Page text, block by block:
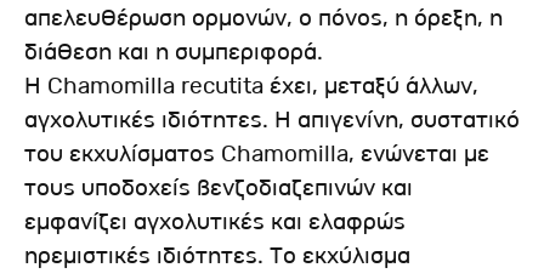
απελευθέρωση ορμονών, ο πόνος, η όρεξη, η
διάθεση και η συμπεριφορά.
Η Chamomilla recutita έχει, μεταξύ άλλων,
αγχολυτικές ιδιότητες. Η απιγενίνη, συστατικό
του εκχυλίσματος Chamomilla, ενώνεται με
τους υποδοχείς βενζοδιαζεπινών και
εμφανίζει αγχολυτικές και ελαφρώς
ηρεμιστικές ιδιότητες. Το εκχύλισμα